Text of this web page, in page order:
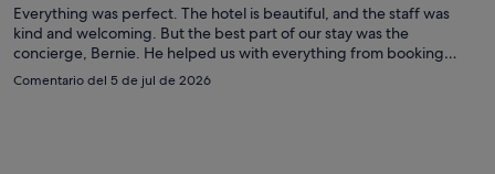
por
persona
Everything was perfect. The hotel is beautiful, and the staff was
kind and welcoming. But the best part of our stay was the
concierge, Bernie. He helped us with everything from booking
excellent restaurants to arranging our train tickets and rental car. He
made our trip so easy and enjoyable. Thank you so much, Bernie, for
Comentario del 5 de jul de 2026